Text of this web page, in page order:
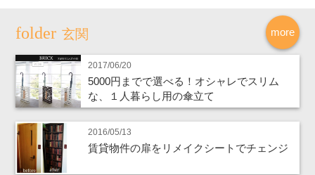
more
玄関
2017/06/20
5000円までで選べる！オシャレでスリム
な、１人暮らし用の傘立て
2016/05/13
賃貸物件の扉をリメイクシートでチェンジ